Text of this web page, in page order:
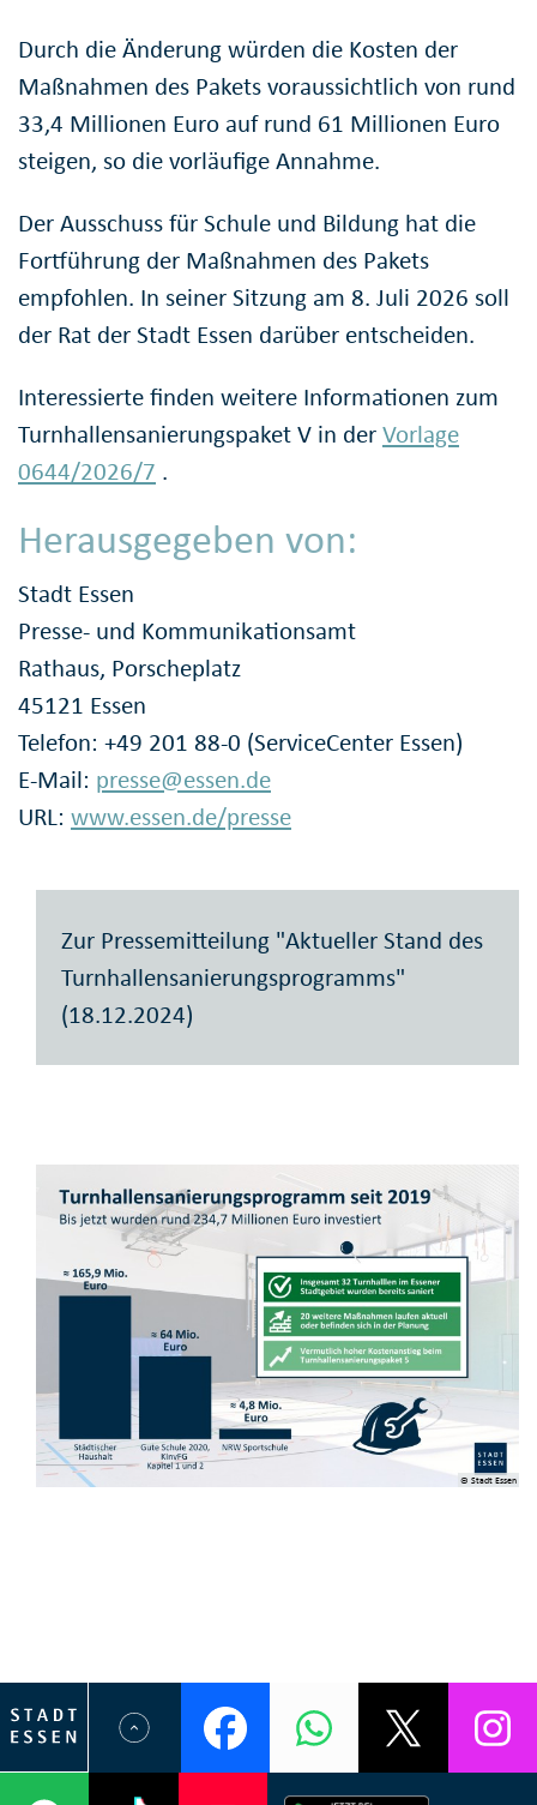
Durch die Änderung würden die Kosten der
Maßnahmen des Pakets voraussichtlich von rund
33,4 Millionen Euro auf rund 61 Millionen Euro
steigen, so die vorläufige Annahme.
Der Ausschuss für Schule und Bildung hat die
Fortführung der Maßnahmen des Pakets
empfohlen. In seiner Sitzung am 8. Juli 2026 soll
der Rat der Stadt Essen darüber entscheiden.
Interessierte finden weitere Informationen zum
Turnhallensanierungspaket V in derVorlage
0644/2026/7 .
Herausgegeben von:
Stadt Essen
Presse- und Kommunikationsamt
Rathaus, Porscheplatz
45121 Essen
Telefon: +49 201 88-0 (ServiceCenter Essen)
E-Mail: presse@essen.de
URL: www.essen.de/presse
Zur Pressemitteilung "Aktueller Stand des
Turnhallensanierungsprogramms"
(18.12.2024)
© Stadt Essen